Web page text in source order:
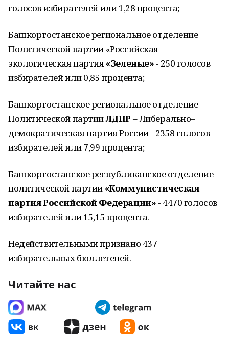
голосов избирателей или 1,28 процента;
Башкортостанское региональное отделение
Политической партии «Российская
экологическая партия«Зеленые» - 250 голосов
избирателей или 0,85 процента;
Башкортостанское региональное отделение
Политической партииЛДПР – Либерально–
демократическая партия России - 2358 голосов
избирателей или 7,99 процента;
Башкортостанское республиканское отделение
политической партии «Коммунистическая
партия Российской Федерации» - 4470 голосов
избирателей или 15,15 процента.
Недействительными признано 437
избирательных бюллетеней.
Читайте нас